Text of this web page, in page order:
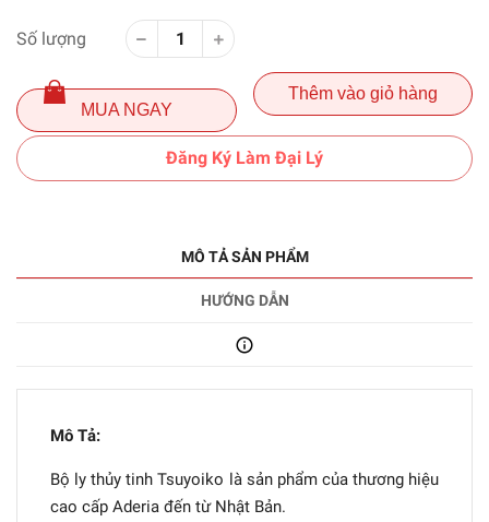
Số lượng
MUA NGAY
Thêm vào giỏ hàng
Đăng Ký Làm Đại Lý
MÔ TẢ SẢN PHẨM
HƯỚNG DẪN
Mô Tả:
Bộ ly thủy tinh Tsuyoiko là sản phẩm của thương hiệu
cao cấp Aderia đến từ Nhật Bản.